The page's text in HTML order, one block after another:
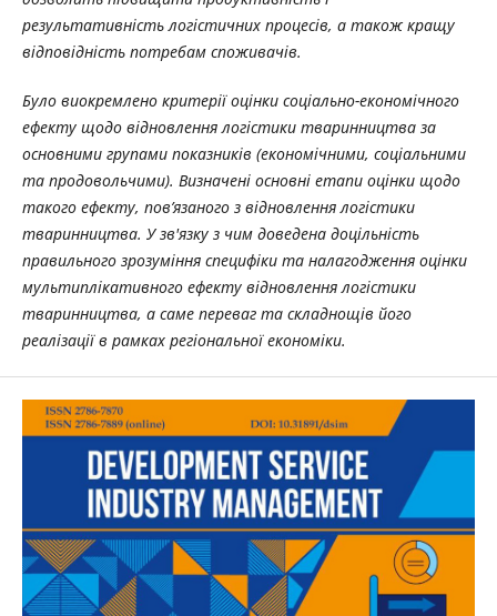
результативність логістичних процесів, а також кращу
відповідність потребам споживачів.
Було виокремлено критерії оцінки соціально-економічного
ефекту щодо відновлення логістики тваринництва за
основними групами показників (економічними, соціальними
та продовольчими). Визначені основні етапи оцінки щодо
такого ефекту, пов’язаного з відновлення логістики
тваринництва. У зв'язку з чим доведена доцільність
правильного зрозуміння специфіки та налагодження оцінки
мультиплікативного ефекту відновлення логістики
тваринництва, а саме переваг та складнощів його
реалізації в рамках регіональної економіки.